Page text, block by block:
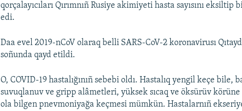
qorçalayıcıları Qırımnıñ Rusiye akimiyeti hasta sayısını
edi.
Daa evel 2019-nCoV olaraq belli SARS-CoV-2 koronavirusı
soñunda qayd etildi.
O, COVID-19 hastalığınıñ sebebi oldı. Hastalıq yengil keçe bile,
suvuqlanuv ve gripp alâmetleri, yüksek sıcaq ve öksürüv
ola bilgen pnevmoniyağa keçmesi mümkün. Hastalarnıñ